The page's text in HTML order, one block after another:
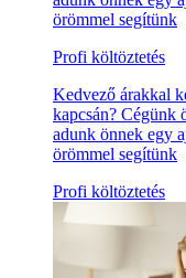
örömmel segítünk
Profi költöztetés
Kedvező árakkal
kapcsán? Cégünk
adunk önnek egy
örömmel segítünk
Profi költöztetés